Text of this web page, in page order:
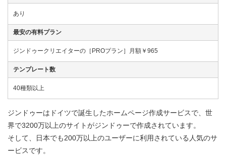
あり
最安の有料プラン
ジンドゥークリエイターの［PROプラン］月額￥965
テンプレート数
40種類以上
ジンドゥーはドイツで誕生したホームページ作成サービスで、世
界で3200万以上のサイトがジンドゥーで作成されています。
そして、日本でも200万以上のユーザーに利用されている人気のサ
ービスです。